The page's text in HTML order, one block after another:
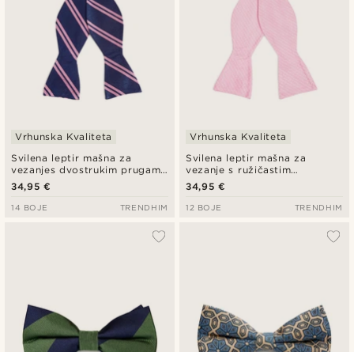
Svilena leptir mašna za
vezanjes dvostrukim prugama
i tamnoplavom bojom
Vrhunska Kvaliteta
34,95 €
14 BOJE TRENDHIM
Svilena leptir mašna za
vezanje s ružičastim
točkicama
Vrhunska Kvaliteta
34,95 €
12 BOJE TRENDHIM